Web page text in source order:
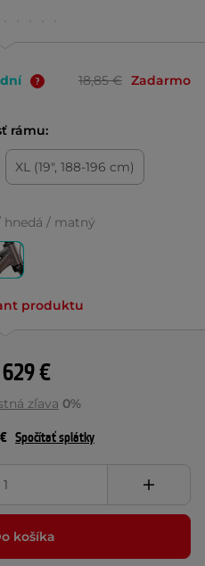
18,85 € Zadarmo
rámu:
XL (19", 188-196 cm)
hnedá / matný
produktu
629 €
zľava 0%
Spočítať splátky
košíka